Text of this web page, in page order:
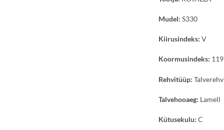
Mudel: S330
Kiirusindeks: V
Koormusindeks: 119
Rehvitüüp:
Talvehooaeg: Lamell
Kütusekulu: C